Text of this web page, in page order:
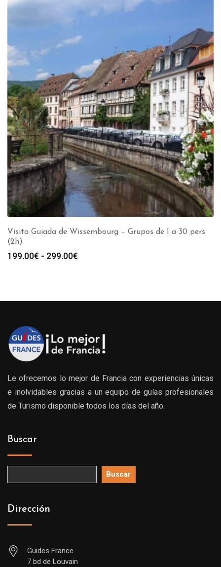
249.00€
Visita Guiada de Wissembourg – Grupos de 1 a 30 pers
(2h)
199.00€ - 299.00€
199.00€
Le ofrecemos lo mejor de Francia con experiencias únicas
e inolvidables gracias a un equipo de guías profesionales
de Turismo disponible todos los días del año.
Buscar
Buscar
Dirección
Guides France
7 bd de Louvain